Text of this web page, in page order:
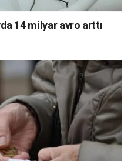
14 milyar avro arttı